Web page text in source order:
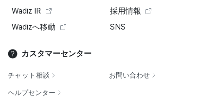
Wadiz IR
採用情報
Wadizへ移動
SNS
カスタマーセンター
チャット相談 お問い合わせ
ヘルプセンター